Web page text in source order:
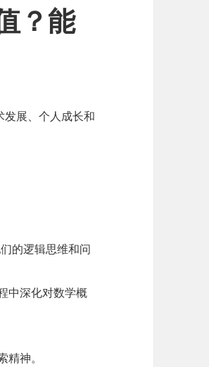
？能
展、个人成长和
的逻辑思维和问
中深化对数学概
神。